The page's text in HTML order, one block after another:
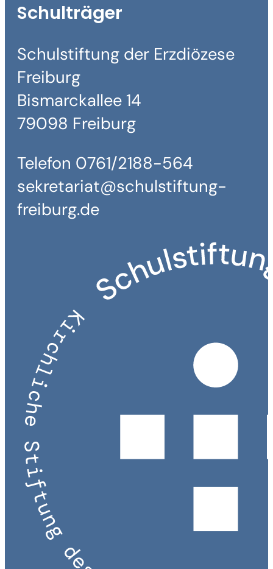
Schulträger
Schulstiftung der Erzdiözese
Freiburg
Bismarckallee 14
79098 Freiburg
Telefon 0761/2188-564
sekretariat@schulstiftung-
freiburg.de